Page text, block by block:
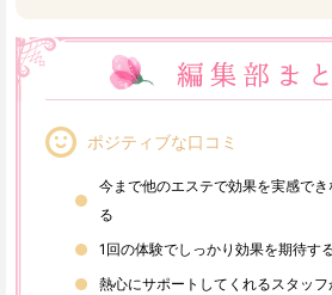
ポジティブな口コミ
今まで他のエステで効果を実感で
る
1回の体験でしっかり効果を期待す
熱心にサポートしてくれるスタッフ